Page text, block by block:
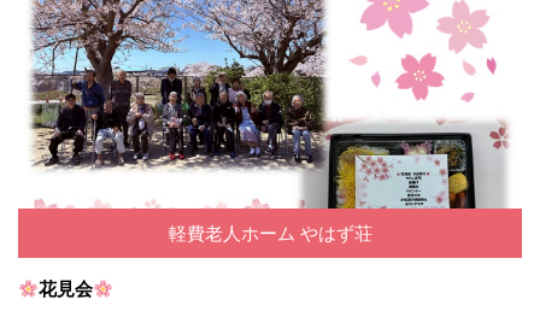
軽費老人ホーム やはず荘
花見会